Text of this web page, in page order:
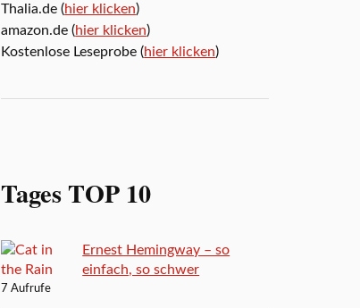
Thalia.de (hier klicken)
amazon.de (hier klicken)
Kostenlose Leseprobe (hier klicken)
Tages TOP 10
Ernest Hemingway – so
einfach, so schwer
7 Aufrufe